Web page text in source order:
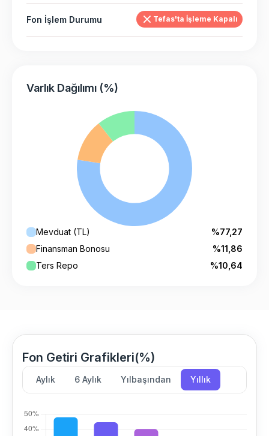
Fon İşlem Durumu Tefas'ta İşleme Kapalı
Varlık Dağılımı (%)
Mevduat (TL)
%77,27
Finansman Bonosu
%11,86
Ters Repo
%10,64
Fon Getiri Grafikleri(%)
Aylık 6 Aylık Yılbaşından Yıllık